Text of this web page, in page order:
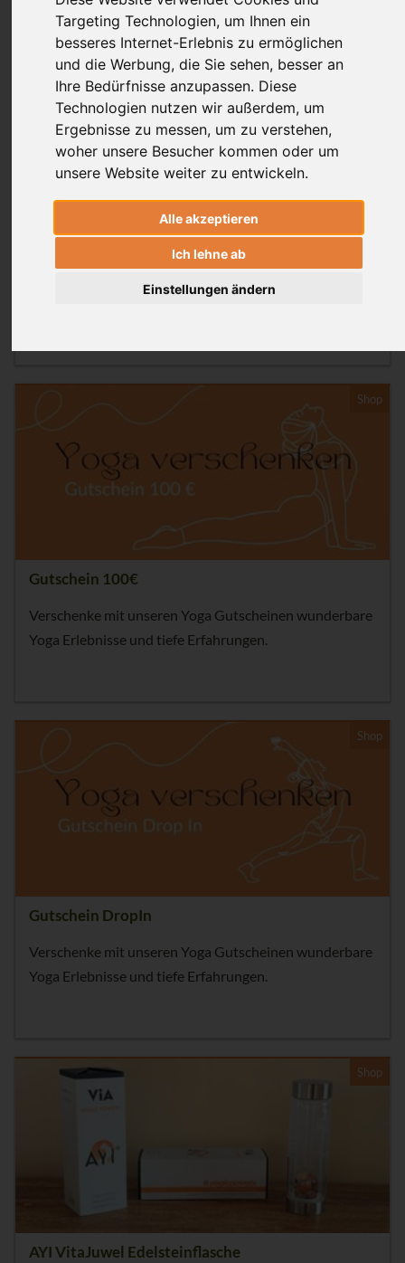
Targeting Technologien, um Ihnen ein
besseres Internet-Erlebnis zu ermöglichen
und die Werbung, die Sie sehen, besser an
Ihre Bedürfnisse anzupassen. Diese
Technologien nutzen wir außerdem, um
Ergebnisse zu messen, um zu verstehen,
woher unsere Besucher kommen oder um
unsere Website weiter zu entwickeln.
Alle akzeptieren
Ich lehne ab
Einstellungen ändern
AYI Tischkalender 2026
Shop
Gutschein 100€
Verschenke mit unseren Yoga Gutscheinen wunderbare
Yoga Erlebnisse und tiefe Erfahrungen.
Shop
Gutschein DropIn
Verschenke mit unseren Yoga Gutscheinen wunderbare
Yoga Erlebnisse und tiefe Erfahrungen.
Shop
AYI VitaJuwel Edelsteinflasche